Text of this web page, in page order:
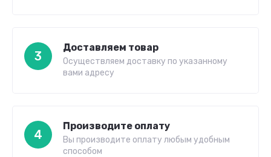
3
Доставляем товар
Осуществляем доставку по указанному
вами адресу
4
Производите оплату
Вы производите оплату любым удобным
способом